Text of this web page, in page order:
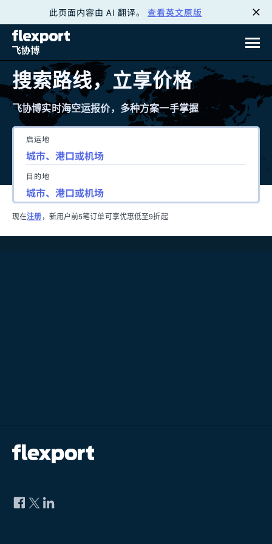
此页面内容由 AI 翻译。 查看英文原版
搜索路线，立享价格
飞协博实时海空运报价，多种方案一手掌握
启运地
目的地
现在注册 ，新用户前5笔订单可享优惠低至9折起